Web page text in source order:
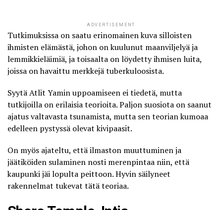
ADVERTISEMENT
Tutkimuksissa on saatu erinomainen kuva silloisten
ihmisten elämästä, johon on kuulunut maanviljelyä ja
lemmikkieläimiä, ja toisaalta on löydetty ihmisen luita,
joissa on havaittu merkkejä tuberkuloosista.
Syytä Atlit Yamin uppoamiseen ei tiedetä, mutta
tutkijoilla on erilaisia teorioita. Paljon suosiota on saanut
ajatus valtavasta tsunamista, mutta sen teorian kumoaa
edelleen pystyssä olevat kivipaasit.
On myös ajateltu, että ilmaston muuttuminen ja
jäätiköiden sulaminen nosti merenpintaa niin, että
kaupunki jäi lopulta peittoon. Hyvin säilyneet
rakennelmat tukevat tätä teoriaa.